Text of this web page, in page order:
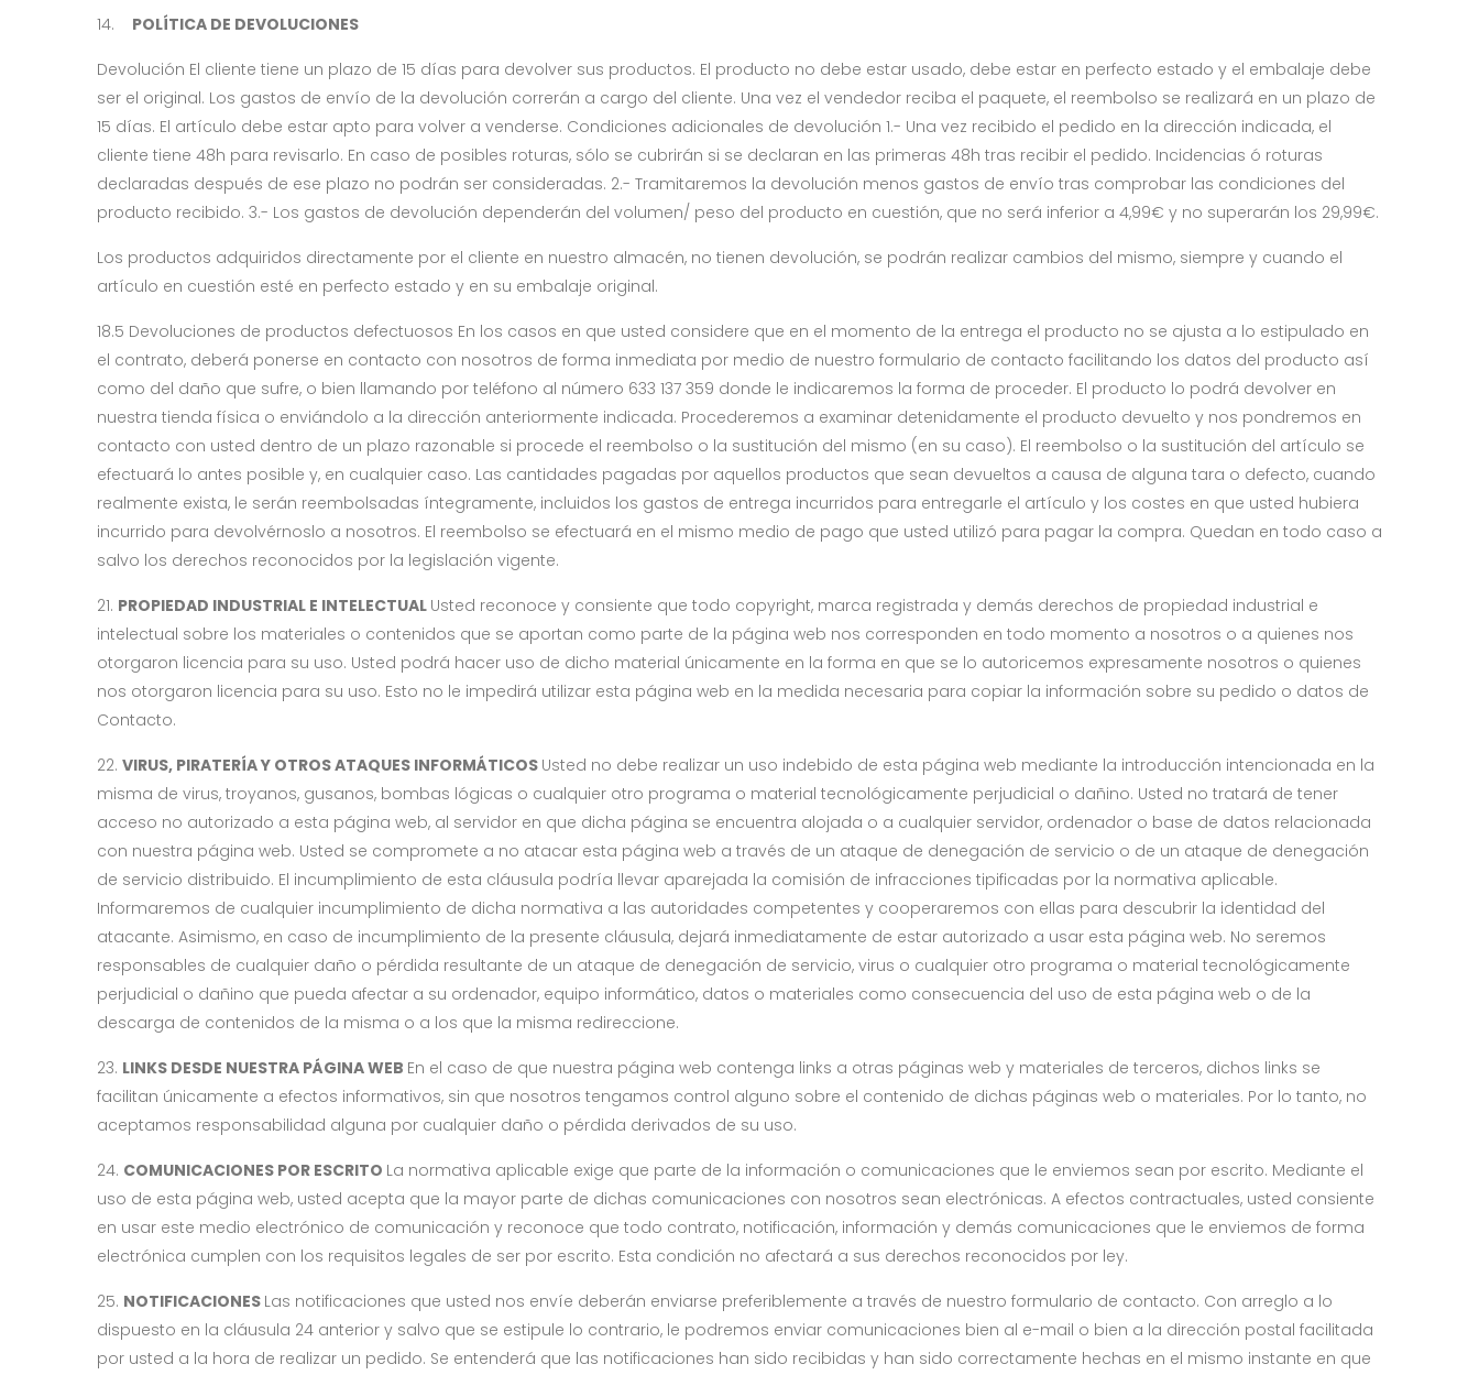
14. POLÍTICA DE DEVOLUCIONES
Devolución El cliente tiene un plazo de 15 días para devolver sus productos. El producto no debe estar usado, debe estar en perfecto estado y el embalaje debe
ser el original. Los gastos de envío de la devolución correrán a cargo del cliente. Una vez el vendedor reciba el paquete, el reembolso se realizará en un plazo de
15 días. El artículo debe estar apto para volver a venderse. Condiciones adicionales de devolución 1.- Una vez recibido el pedido en la dirección indicada, el
cliente tiene 48h para revisarlo. En caso de posibles roturas, sólo se cubrirán si se declaran en las primeras 48h tras recibir el pedido. Incidencias ó roturas
declaradas después de ese plazo no podrán ser consideradas. 2.- Tramitaremos la devolución menos gastos de envío tras comprobar las condiciones del
producto recibido. 3.- Los gastos de devolución dependerán del volumen/ peso del producto en cuestión, que no será inferior a 4,99€ y no superarán los 29,99€.
Los productos adquiridos directamente por el cliente en nuestro almacén, no tienen devolución, se podrán realizar cambios del mismo, siempre y cuando el
artículo en cuestión esté en perfecto estado y en su embalaje original.
18.5 Devoluciones de productos defectuosos En los casos en que usted considere que en el momento de la entrega el producto no se ajusta a lo estipulado en
el contrato, deberá ponerse en contacto con nosotros de forma inmediata por medio de nuestro formulario de contacto facilitando los datos del producto así
como del daño que sufre, o bien llamando por teléfono al número 633 137 359 donde le indicaremos la forma de proceder. El producto lo podrá devolver en
nuestra tienda física o enviándolo a la dirección anteriormente indicada. Procederemos a examinar detenidamente el producto devuelto y nos pondremos en
contacto con usted dentro de un plazo razonable si procede el reembolso o la sustitución del mismo (en su caso). El reembolso o la sustitución del artículo se
efectuará lo antes posible y, en cualquier caso. Las cantidades pagadas por aquellos productos que sean devueltos a causa de alguna tara o defecto, cuando
realmente exista, le serán reembolsadas íntegramente, incluidos los gastos de entrega incurridos para entregarle el artículo y los costes en que usted hubiera
incurrido para devolvérnoslo a nosotros. El reembolso se efectuará en el mismo medio de pago que usted utilizó para pagar la compra. Quedan en todo caso a
salvo los derechos reconocidos por la legislación vigente.
21. PROPIEDAD INDUSTRIAL E INTELECTUAL Usted reconoce y consiente que todo copyright, marca registrada y demás derechos de propiedad industrial e
intelectual sobre los materiales o contenidos que se aportan como parte de la página web nos corresponden en todo momento a nosotros o a quienes nos
otorgaron licencia para su uso. Usted podrá hacer uso de dicho material únicamente en la forma en que se lo autoricemos expresamente nosotros o quienes
nos otorgaron licencia para su uso. Esto no le impedirá utilizar esta página web en la medida necesaria para copiar la información sobre su pedido o datos de
Contacto.
22. VIRUS, PIRATERÍA Y OTROS ATAQUES INFORMÁTICOS Usted no debe realizar un uso indebido de esta página web mediante la introducción intencionada en la
misma de virus, troyanos, gusanos, bombas lógicas o cualquier otro programa o material tecnológicamente perjudicial o dañino. Usted no tratará de tener
acceso no autorizado a esta página web, al servidor en que dicha página se encuentra alojada o a cualquier servidor, ordenador o base de datos relacionada
con nuestra página web. Usted se compromete a no atacar esta página web a través de un ataque de denegación de servicio o de un ataque de denegación
de servicio distribuido. El incumplimiento de esta cláusula podría llevar aparejada la comisión de infracciones tipificadas por la normativa aplicable.
Informaremos de cualquier incumplimiento de dicha normativa a las autoridades competentes y cooperaremos con ellas para descubrir la identidad del
atacante. Asimismo, en caso de incumplimiento de la presente cláusula, dejará inmediatamente de estar autorizado a usar esta página web. No seremos
responsables de cualquier daño o pérdida resultante de un ataque de denegación de servicio, virus o cualquier otro programa o material tecnológicamente
perjudicial o dañino que pueda afectar a su ordenador, equipo informático, datos o materiales como consecuencia del uso de esta página web o de la
descarga de contenidos de la misma o a los que la misma redireccione.
23. LINKS DESDE NUESTRA PÁGINA WEB En el caso de que nuestra página web contenga links a otras páginas web y materiales de terceros, dichos links se
facilitan únicamente a efectos informativos, sin que nosotros tengamos control alguno sobre el contenido de dichas páginas web o materiales. Por lo tanto, no
aceptamos responsabilidad alguna por cualquier daño o pérdida derivados de su uso.
24. COMUNICACIONES POR ESCRITO La normativa aplicable exige que parte de la información o comunicaciones que le enviemos sean por escrito. Mediante el
uso de esta página web, usted acepta que la mayor parte de dichas comunicaciones con nosotros sean electrónicas. A efectos contractuales, usted consiente
en usar este medio electrónico de comunicación y reconoce que todo contrato, notificación, información y demás comunicaciones que le enviemos de forma
electrónica cumplen con los requisitos legales de ser por escrito. Esta condición no afectará a sus derechos reconocidos por ley.
25. NOTIFICACIONES Las notificaciones que usted nos envíe deberán enviarse preferiblemente a través de nuestro formulario de contacto. Con arreglo a lo
dispuesto en la cláusula 24 anterior y salvo que se estipule lo contrario, le podremos enviar comunicaciones bien al e-mail o bien a la dirección postal facilitada
por usted a la hora de realizar un pedido. Se entenderá que las notificaciones han sido recibidas y han sido correctamente hechas en el mismo instante en que